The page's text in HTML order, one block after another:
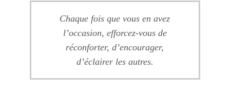
Chaque fois que vous en avez
l’occasion, efforcez-vous de
réconforter, d’encourager,
d’éclairer les autres.